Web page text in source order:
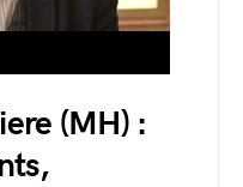
(MH) :